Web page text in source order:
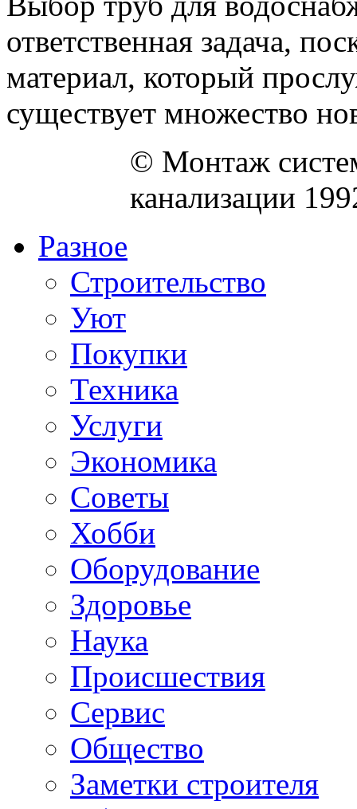
ответственная задача,
материал, который
существует множество
© Монтаж
канализации
Разное
Строительство
Уют
Покупки
Техника
Услуги
Экономика
Советы
Хобби
Oборудование
Здоровье
Наука
Происшествия
Сервис
Общество
Заметки строителя